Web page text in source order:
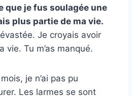
que je fus soulagée une
plus partie de ma vie.
Je croyais avoir
vie. Tu m’as manqué.
je n’ai pas pu
Les larmes se sont